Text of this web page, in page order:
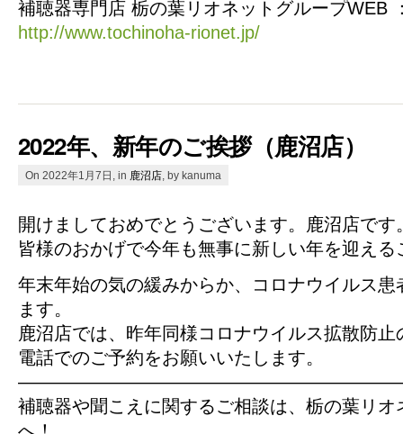
補聴器専門店 栃の葉リオネットグループWEB
http://www.tochinoha-rionet.jp/
2022年、新年のご挨拶（鹿沼店）
On 2022年1月7日, in 鹿沼店 , by kanuma
開けましておめでとうございます。鹿沼店です
皆様のおかげで今年も無事に新しい年を迎え
年末年始の気の緩みからか、コロナウイルス
ます。
鹿沼店では、昨年同様コロナウイルス拡散防
電話でのご予約をお願いいたします。
補聴器や聞こえに関するご相談は、栃の葉リオ